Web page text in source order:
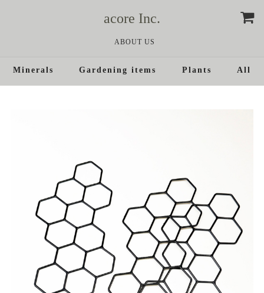
acore Inc.
ABOUT US
Minerals Gardening items Plants All